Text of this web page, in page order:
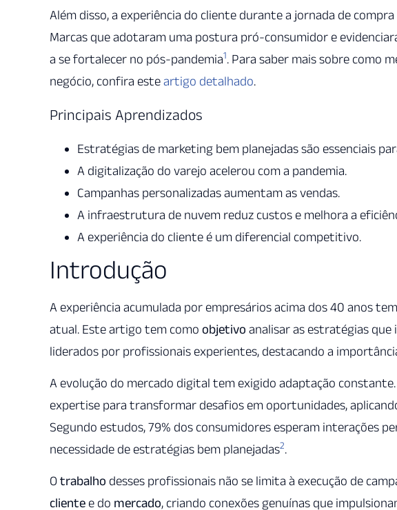
Além disso, a experiência do cliente durante a jornada de
Marcas que adotaram uma postura pró-consumidor e
a se fortalecer no pós-pandemia1. Para saber mais sobre como
negócio, confira esteartigo detalhado.
Principais Aprendizados
Estratégias de marketing bem planejadas são essenciais
A digitalização do varejo acelerou com a pandemia.
Campanhas personalizadas aumentam as vendas.
A infraestrutura de nuvem reduz custos e melhora a
A experiência do cliente é um diferencial competitivo.
Introdução
A experiência acumulada por empresários acima dos 40 anos
atual. Este artigo tem como objetivo analisar as estratégias
liderados por profissionais experientes, destacando a
A evolução do mercado digital tem exigido adaptação
expertise para transformar desafios em oportunidades,
Segundo estudos, 79% dos consumidores esperam interações
necessidade de estratégias bem planejadas2.
Otrabalho desses profissionais não se limita à execução de
cliente e do mercado, criando conexões genuínas que